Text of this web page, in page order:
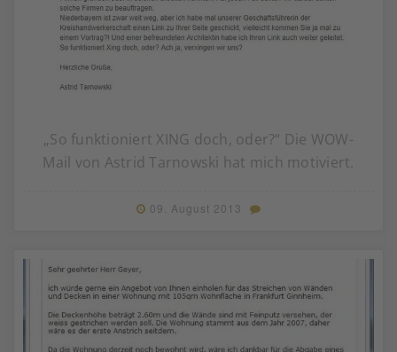
„So funktioniert XING doch, oder?“ Die WOW-
Mail von Astrid Tarnowski hat mich motiviert.
09. August 2013